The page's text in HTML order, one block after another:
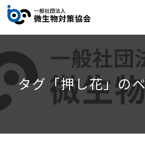
タグ「押し花」の